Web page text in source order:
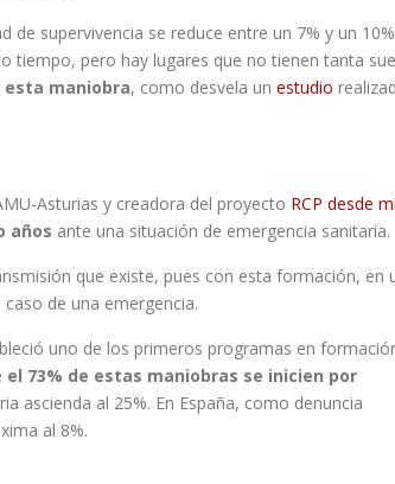
supervivencia se reduce entre un 7% y un
tiempo, pero hay lugares que no tienen tanta
esta maniobra, como desvela un estudio
Asturias y creadora del proyecto RCP desde
años ante una situación de emergencia sanitaria.
que existe, pues con esta formación, en
de una emergencia.
uno de los primeros programas en
el 73% de estas maniobras se inicien por
ascienda al 25%. En España, como denuncia
al 8%.